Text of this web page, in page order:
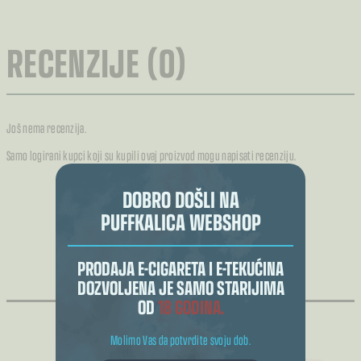
DOBRO DOŠLI NA
PUFFKALICA WEBSHOP
PRODAJA E-CIGARETA I E-TEKUĆINA
DOZVOLJENA JE SAMO STARIJIMA
OD18 GODINA.
Molimo Vas da potvrdite svoju dob.
RECENZIJE (0)
Još nema recenzija.
Samo logirani kupci koji su kupili ovaj proizvod mogu napisati recenziju.
POVEZANI PROIZVODI